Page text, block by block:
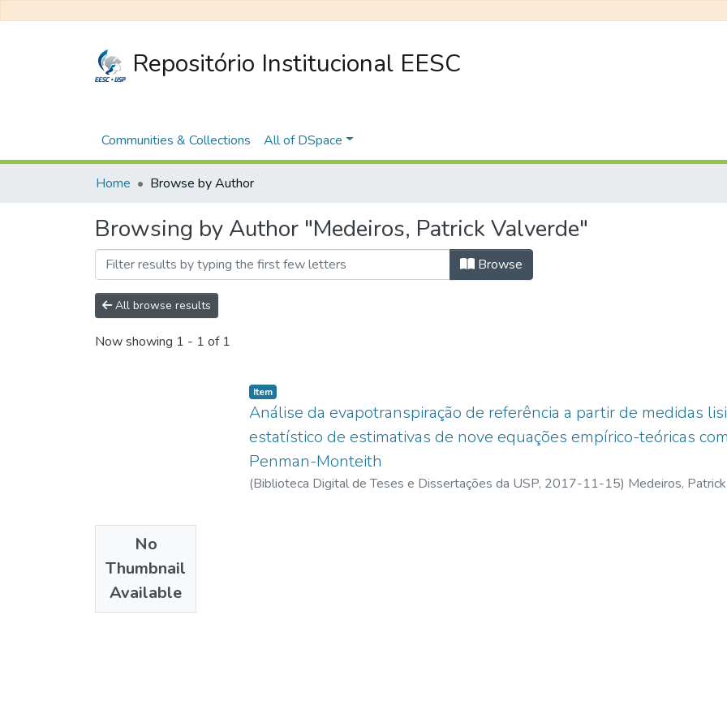
Repositório Institucional EESC
Communities & Collections All of DSpace
Home Browse by Author
Browsing by Author "Medeiros, Patrick Valverde"
Browse
All browse results
Now showing 1 - 1 of 1
No
Thumbnail
Available
Item
Análise da evapotranspiração de referência a partir de medidas
estatístico de estimativas de nove equações empírico-teóricas
Penman-Monteith
(Biblioteca Digital de Teses e Dissertações da USP, 2017-11-15) Medeiros,